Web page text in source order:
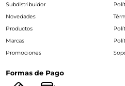
Subdistribuidor
Novedades
Productos
Marcas
Promociones
Formas de Pago